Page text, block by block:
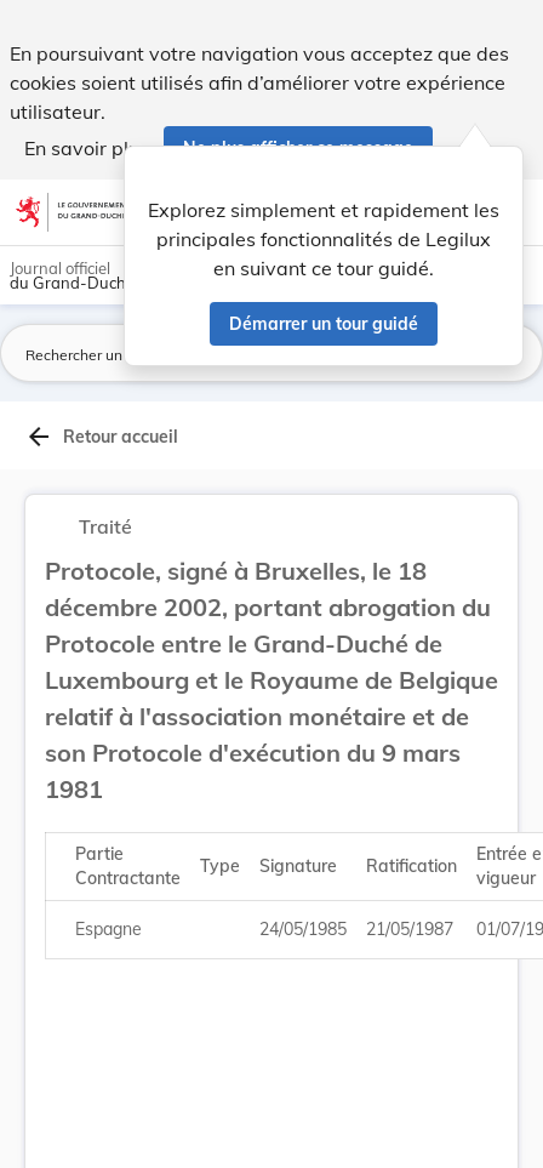
En poursuivant votre navigation vous acceptez que des
cookies soient utilisés afin d’améliorer votre expérience
utilisateur.
En savoir plus
Ne plus afficher ce message
Aller au contenu account_circle help Aide
Explorez simplement et rapidement les
principales fonctionnalités de Legilux
en suivant ce tour guidé.
Démarrer un tour guidé
light_mode dark_mode
Journal officiel
du Grand-Duché de Luxembourg
arrow_back Retour accueil
Traité
Protocole, signé à Bruxelles, le 18
décembre 2002, portant abrogation du
Protocole entre le Grand-Duché de
Luxembourg et le Royaume de Belgique
relatif à l'association monétaire et de
son Protocole d'exécution du 9 mars
1981
Partie
Contractante
Type Signature Ratification
Entrée
vigueur
Espagne 24/05/1985 21/05/1987 01/07/